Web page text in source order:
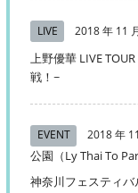
LIVE 2018 年 11
上野優華 LIVE
戦！~
EVENT 2018 年
公園（Ly Thai To
神奈川フェスティ